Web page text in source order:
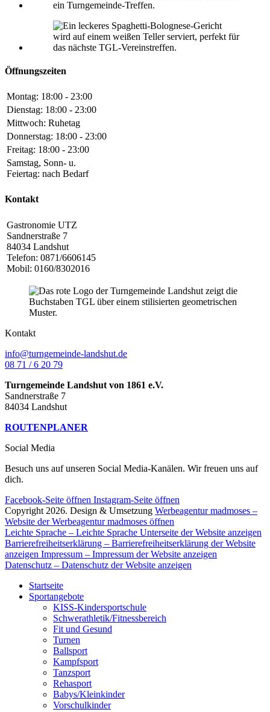
Öffnungszeiten
Montag: 18:00 - 23:00
Dienstag: 18:00 - 23:00
Mittwoch: Ruhetag
Donnerstag: 18:00 - 23:00
Freitag: 18:00 - 23:00
Samstag, Sonn- u.
Feiertag: nach Bedarf
Kontakt
Gastronomie UTZ
Sandnerstraße 7
84034 Landshut
Telefon: 0871/6606145
Mobil: 0160/8302016
Kontakt
info@turngemeinde-landshut.de
08 71 / 6 20 79
Turngemeinde Landshut von 1861 e.V.
Sandnerstraße 7
84034 Landshut
ROUTENPLANER
Social Media
Besuch uns auf unseren Social Media-Kanälen. Wir freuen uns auf
dich.
Facebook-Seite öffnen Instagram-Seite öffnen
Copyright 2026. Design & Umsetzung Werbeagentur madmoses –
Website der Werbeagentur madmoses öffnen
Leichte Sprache – Leichte Sprache Unterseite der Website anzeigen
Barrierefreiheitserklärung – Barrierefreiheitserklärung der Website
anzeigen Impressum – Impressum der Website anzeigen
Datenschutz – Datenschutz der Website anzeigen
Startseite
Sportangebote
KISS-Kindersportschule
Schwerathletik/Fitnessbereich
Fit und Gesund
Turnen
Ballsport
Kampfsport
Tanzsport
Rehasport
Babys/Kleinkinder
Vorschulkinder